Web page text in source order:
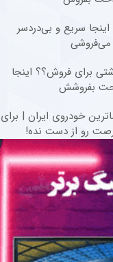
اینجا سریع و بی‌دردسر
می‌فروشی
برای فروش؟؟ اینجا
بفروشش
خودروی ایران | برای
رو از دست نده!